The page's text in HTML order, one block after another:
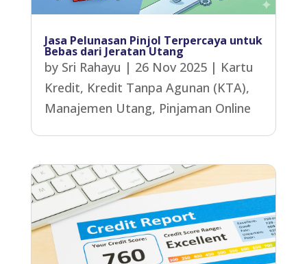
Jasa Pelunasan Pinjol Terpercaya untuk
Bebas dari Jeratan Utang
by Sri Rahayu | 26 Nov 2025| Kartu
Kredit, Kredit Tanpa Agunan (KTA),
Manajemen Utang, Pinjaman Online